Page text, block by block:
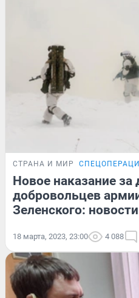
СТРАНА И МИР
Новое наказание
добровольцев
Зеленского:
18 марта, 2023, 23:00 4 088